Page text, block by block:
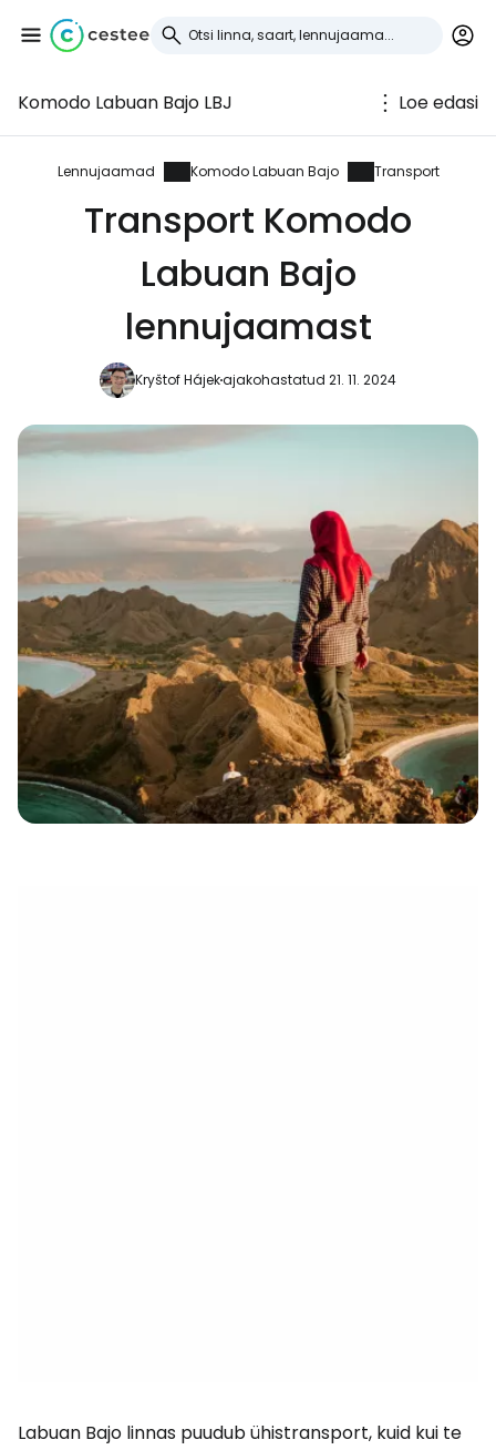
Komodo Labuan Bajo LBJ Loe edasi
Lennujaamad Komodo Labuan Bajo Transport
Transport Komodo
Labuan Bajo
lennujaamast
Kryštof Hájekajakohastatud 21. 11. 2024
Labuan Bajo linnas puudub ühistransport, kuid kui te
Logi sisse
Cestee'sse
... ülemaailmne reisikogukond
Jätka Google'iga
Jätka Facebookiga